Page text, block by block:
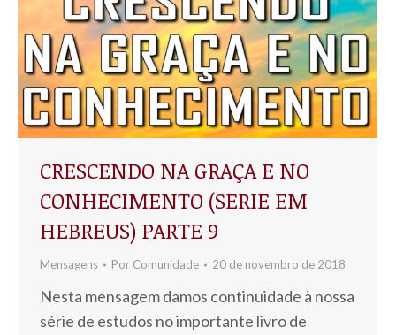
CRESCENDO NA GRAÇA E NO
CONHECIMENTO (SERIE EM
HEBREUS) PARTE 9
Mensagens Por Comunidade 20 de novembro de 2018
Nesta mensagem damos continuidade à nossa
série de estudos no importante livro de